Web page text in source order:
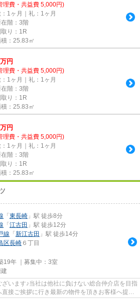
理費・共益費 5,000円)
：1ヶ月｜礼：1ヶ月
在階：3階
取り：1R
：25.83㎡
万円
理費・共益費 5,000円)
：1ヶ月｜礼：1ヶ月
在階：3階
取り：1R
：25.83㎡
万円
理費・共益費 5,000円)
：1ヶ月｜礼：1ヶ月
在階：3階
取り：1R
：25.83㎡
「 東長崎 」駅 徒歩8分
「 江古田 」駅 徒歩12分
線 「 新江古田 」駅 徒歩14分
区長崎 ６丁目
19年 ｜募集中： 3室
います♪当社は他社に負けない総合仲介店を目指
接ご挨拶に行き最新の物件を頂きお客様へ提供